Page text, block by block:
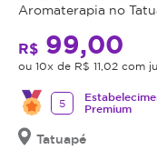
Aromaterapia no
R$ 99,00
ou 10x de R$ 11,02 com
5
Premium
Tatuapé